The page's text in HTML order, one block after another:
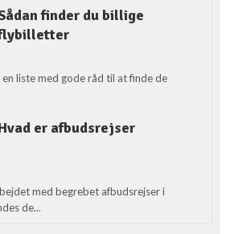
finder du billige
liste med gode råd til at finde de
er afbudsrejser
med begrebet afbudsrejser i
de...